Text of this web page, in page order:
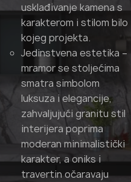
usklađivanje kamena s
karakterom i stilom bilo
kojeg projekta.
Jedinstvena estetika –
mramor se stoljećima
smatra simbolom
luksuza i elegancije,
zahvaljujući granitu stil
interijera poprima
moderan minimalistički
karakter, a oniks i
travertin očaravaju